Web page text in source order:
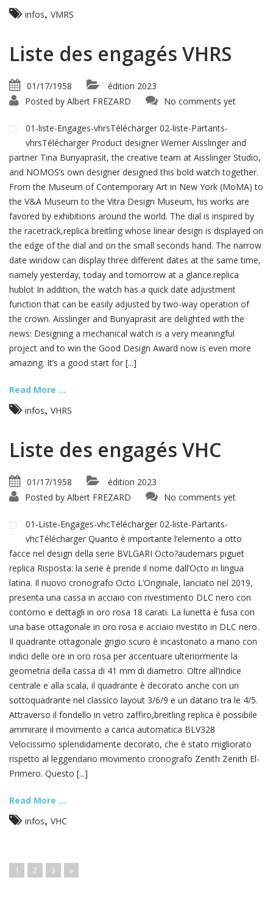
infos, VMRS
Liste des engagés VHRS
01/17/1958
édition 2023
Posted by Albert FREZARD No comments yet
01-liste-Engages-vhrsTélécharger 02-liste-Partants-
vhrsTélécharger Product designer Werner Aisslinger and
partner Tina Bunyaprasit, the creative team at Aisslinger Studio,
and NOMOS’s own designer designed this bold watch together.
From the Museum of Contemporary Art in New York (MoMA) to
the V&A Museum to the Vitra Design Museum, his works are
favored by exhibitions around the world. The dial is inspired by
the racetrack,replica breitling whose linear design is displayed on
the edge of the dial and on the small seconds hand. The narrow
date window can display three different dates at the same time,
namely yesterday, today and tomorrow at a glance.replica
hublot In addition, the watch has a quick date adjustment
function that can be easily adjusted by two-way operation of
the crown. Aisslinger and Bunyaprasit are delighted with the
news: Designing a mechanical watch is a very meaningful
project and to win the Good Design Award now is even more
amazing. It’s a good start for [...]
Read More ...
infos, VHRS
Liste des engagés VHC
01/17/1958
édition 2023
Posted by Albert FREZARD No comments yet
01-Liste-Engages-vhcTélécharger 02-liste-Partants-
vhcTélécharger Quanto è importante l’elemento a otto
facce nel design della serie BVLGARI Octo?audemars piguet
replica Risposta: la serie è prende il nome dall’Octo in lingua
latina. Il nuovo cronografo Octo L’Originale, lanciato nel 2019,
presenta una cassa in acciaio con rivestimento DLC nero con
contorno e dettagli in oro rosa 18 carati. La lunetta è fusa con
una base ottagonale in oro rosa e acciaio rivestito in DLC nero.
Il quadrante ottagonale grigio scuro è incastonato a mano con
indici delle ore in oro rosa per accentuare ulteriormente la
geometria della cassa di 41 mm di diametro. Oltre all’indice
centrale e alla scala, il quadrante è decorato anche con un
sottoquadrante nel classico layout 3/6/9 e un datario tra le 4/5.
Attraverso il fondello in vetro zaffiro,breitling replica è possibile
ammirare il movimento a carica automatica BLV328
Velocissimo splendidamente decorato, che è stato migliorato
rispetto al leggendario movimento cronografo Zenith Zenith El-
Primero. Questo [...]
Read More ...
infos, VHC
1 2 3 »